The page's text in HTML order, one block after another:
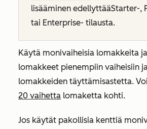
lisääminen edellyttääStarter-,
tai Enterprise- tilausta.
Käytä monivaiheisia lomakkeita
lomakkeet pienempiin vaiheisiin
lomakkeiden täyttämisastetta.
20 vaihetta lomaketta kohti.
Jos käytät pakollisia kenttiä